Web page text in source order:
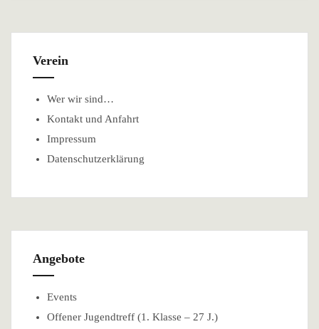
Verein
Wer wir sind…
Kontakt und Anfahrt
Impressum
Datenschutzerklärung
Angebote
Events
Offener Jugendtreff (1. Klasse – 27 J.)